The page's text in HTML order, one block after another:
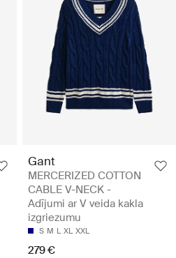
Gant
MERCERIZED COTTON
CABLE V-NECK -
Adījumi ar V veida kakla
izgriezumu
S M L XL XXL
279 €